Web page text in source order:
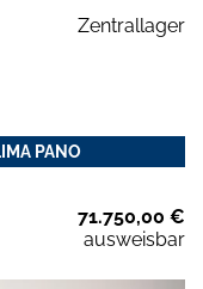
Zentrallager
PANO
71.750,00 €
ausweisbar